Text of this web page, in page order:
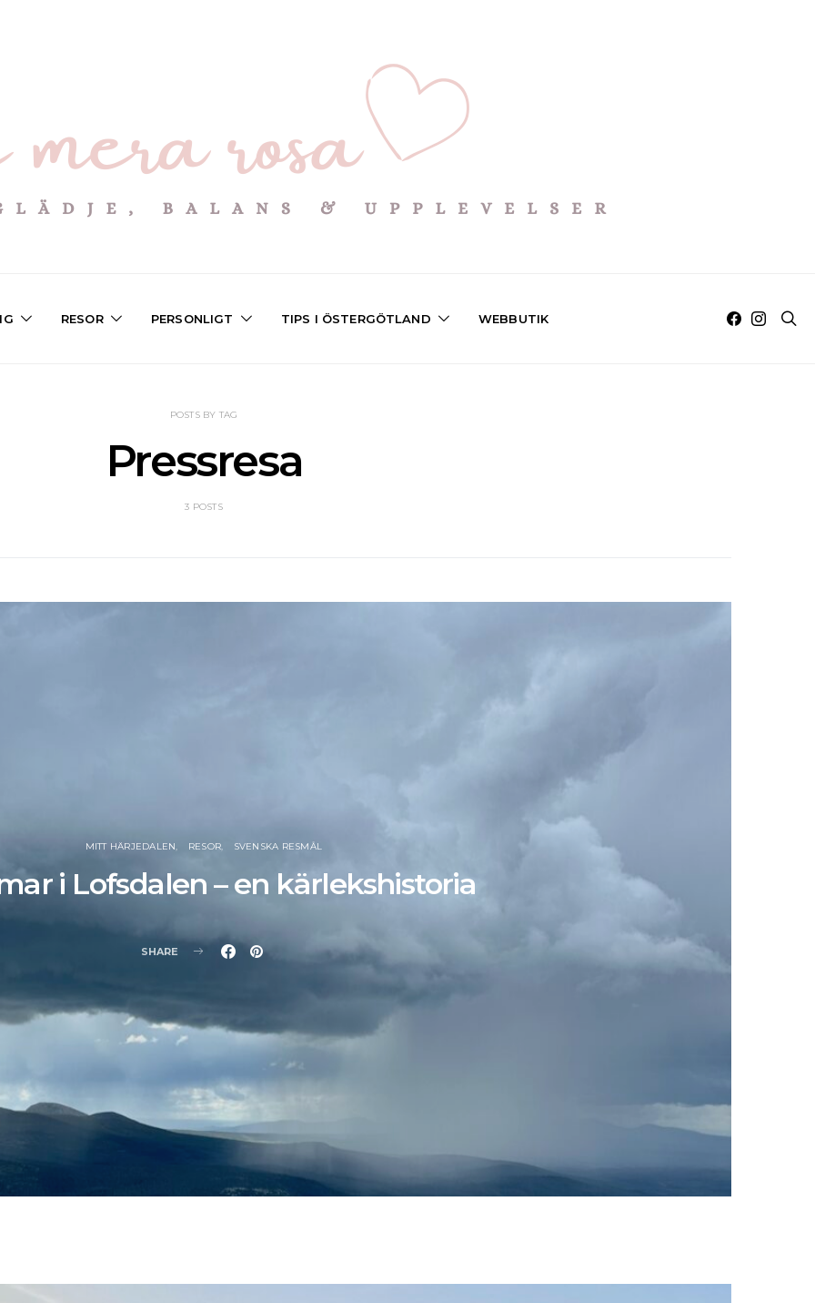
RESOR PERSONLIGT TIPS I ÖSTERGÖTLAND WEBBUTIK
POSTS BY TAG
Pressresa
3 POSTS
MITT HÄRJEDALEN RESOR SVENSKA RESMÅL
i Lofsdalen – en kärlekshistoria
SHARE